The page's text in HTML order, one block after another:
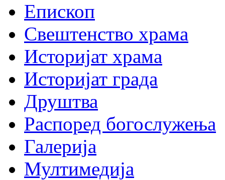
Епископ
Свештенство храма
Историјат храма
Историјат града
Друштва
Распоред богослужења
Галерија
Мултимедија